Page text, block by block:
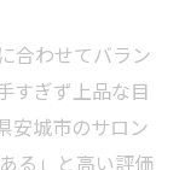
合わせてバラン
すぎず上品な目
安城市のサロン
る」と高い評価